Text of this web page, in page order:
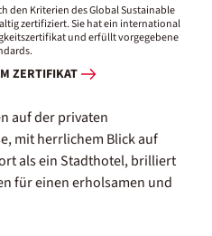
den Kriterien des Global Sustainable
zertifiziert. Sie hat ein international
und erfüllt vorgegebene
ZERTIFIKAT
auf der privaten
mit herrlichem Blick auf
als ein Stadthotel, brilliert
für einen erholsamen und